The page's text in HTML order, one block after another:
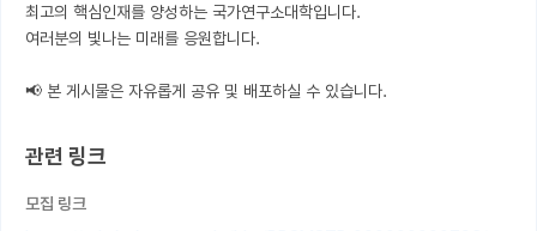
최고의 핵심인재를 양성하는 국가연구소대학입니다.
여러분의 빛나는 미래를 응원합니다.
📢 본 게시물은 자유롭게 공유 및 배포하실 수 있습니다.
관련 링크
모집 링크